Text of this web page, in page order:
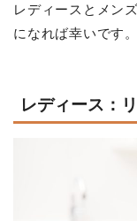
レディースとメン
になれば幸いです。
レディース：